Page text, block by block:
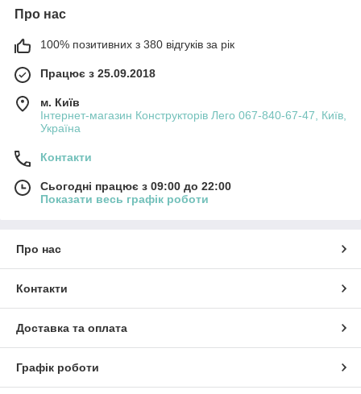
Про нас
100% позитивних з 380 відгуків за рік
Працює з 25.09.2018
м. Київ
Інтернет-магазин Конструкторів Лего 067-840-67-47, Київ,
Україна
Контакти
Сьогодні працює з 09:00 до 22:00
Показати весь графік роботи
Про нас
Контакти
Доставка та оплата
Графік роботи